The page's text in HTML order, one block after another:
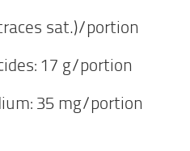
sat.)/portion
17 g/portion
35 mg/portion